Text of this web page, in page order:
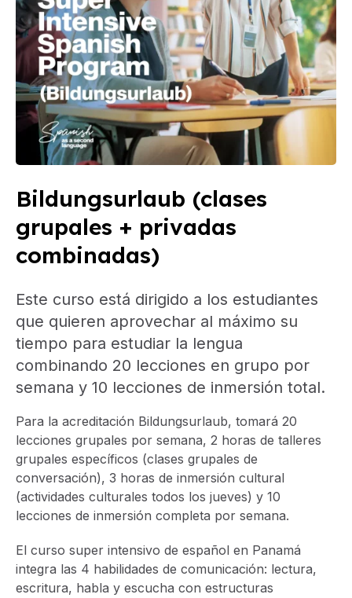
Bildungsurlaub (clases
grupales + privadas
combinadas)
Este curso está dirigido a los estudiantes
que quieren aprovechar al máximo su
tiempo para estudiar la lengua
combinando 20 lecciones en grupo por
semana y 10 lecciones de inmersión total.
Para la acreditación Bildungsurlaub, tomará 20
lecciones grupales por semana, 2 horas de talleres
grupales específicos (clases grupales de
conversación), 3 horas de inmersión cultural
(actividades culturales todos los jueves) y 10
lecciones de inmersión completa por semana.
El curso super intensivo de español en Panamá
integra las 4 habilidades de comunicación: lectura,
escritura, habla y escucha con estructuras